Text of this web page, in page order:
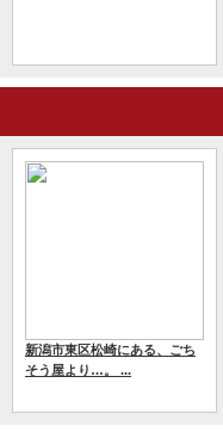
新潟市東区松崎にある、ごち
そう屋より…。 ...